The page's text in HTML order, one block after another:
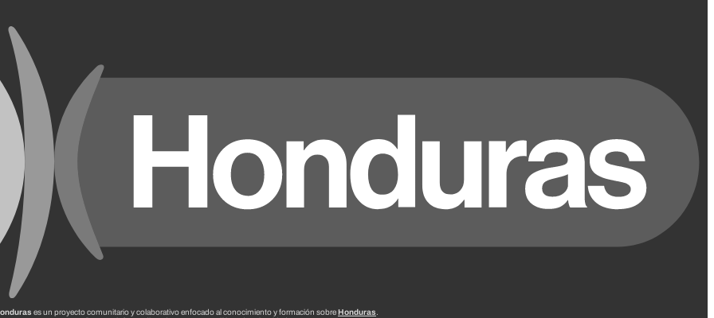
es un proyecto comunitario y colaborativo enfocado al conocimiento y formación sobreHonduras